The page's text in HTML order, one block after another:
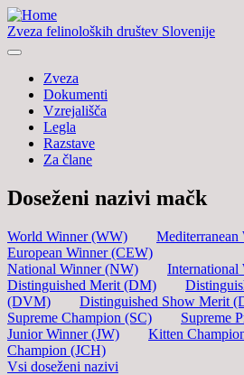
Zveza felinoloških društev Slovenije
Zveza
Dokumenti
Vzrejališča
Legla
Razstave
Za člane
Doseženi nazivi mačk
World Winner (WW)
European Winner (CEW)
National Winner (NW)
Distinguished Merit (DM)
(DVM)
Distinguished Show Merit
Supreme Champion (SC)
Supreme
Junior Winner (JW)
Kitten
Champion (JCH)
Vsi doseženi nazivi